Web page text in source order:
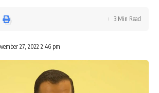
27, 2022 2:46 pm
3 Min Read